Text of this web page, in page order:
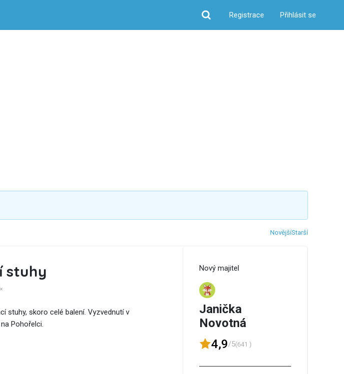
Hledat
Registrace Přihlásit se
NovějšíStarší
stuhy
stuhy, skoro celé balení. Vyzvednutí v
Pohořelci.
Nový majitel
Janička
Novotná
4,9/5(641 )